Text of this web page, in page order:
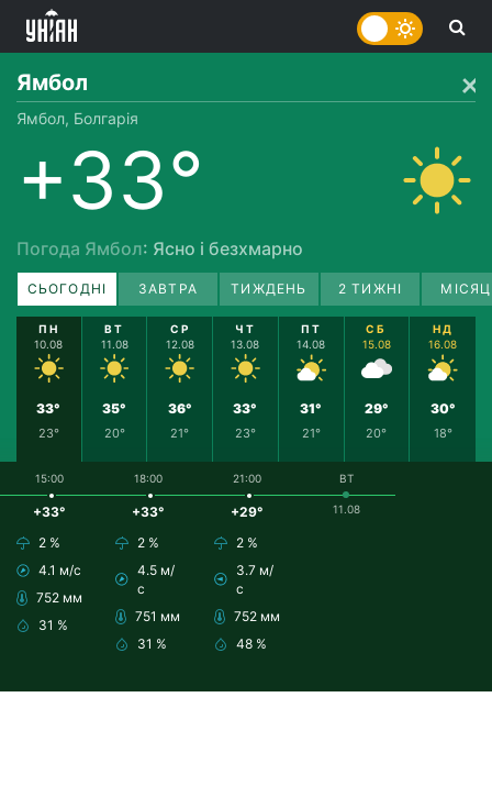
Ямбол
Ямбол, Болгарія
+33°
Погода Ямбол: Ясно і безхмарно
СЬОГОДНІ ЗАВТРА ТИЖДЕНЬ 2 ТИЖНІ
ПН
10.08
33°
23°
ВТ
11.08
35°
20°
СР
12.08
36°
21°
ЧТ
13.08
33°
23°
ПТ
14.08
31°
21°
СБ
15.08
29°
20°
НД
16.08
30°
18°
15:00
+33°
2 %
4.1 м/с
752 мм
31 %
18:00
+33°
2 %
4.5 м/
с
751 мм
31 %
21:00
+29°
2 %
3.7 м/
с
752 мм
48 %
ВТ
11.08